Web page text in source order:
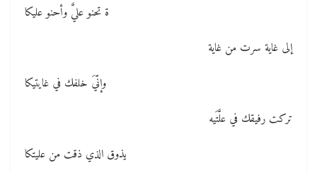
ة تحنو عليَّ وأحنو عليكا
إلى غاية سرت من غاية
وإنّيَ خلفك في غايتيكا
تركت رفيقك في علَّتَيه
يذوق الذي ذقت من عليتكا